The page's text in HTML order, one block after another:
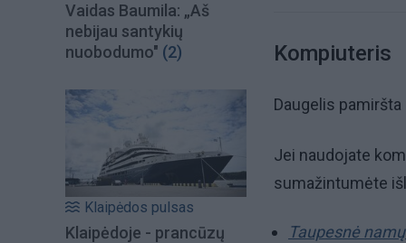
Vaidas Baumila: „Aš
nebijau santykių
nuobodumo" (2)
Klaipėdos pulsas
Klaipėdoje - prancūzų
Kompiuteris
Daugelis
Jei naudojate
sumažintumėte
Taupesnė